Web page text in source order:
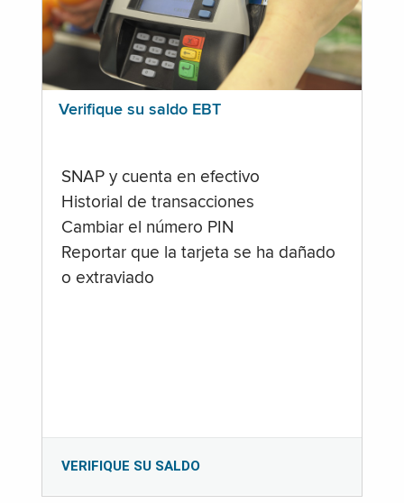
Verifique su saldo EBT
SNAP y cuenta en efectivo
Historial de transacciones
Cambiar el número PIN
Reportar que la tarjeta se ha dañado
o extraviado
VERIFIQUE SU SALDO